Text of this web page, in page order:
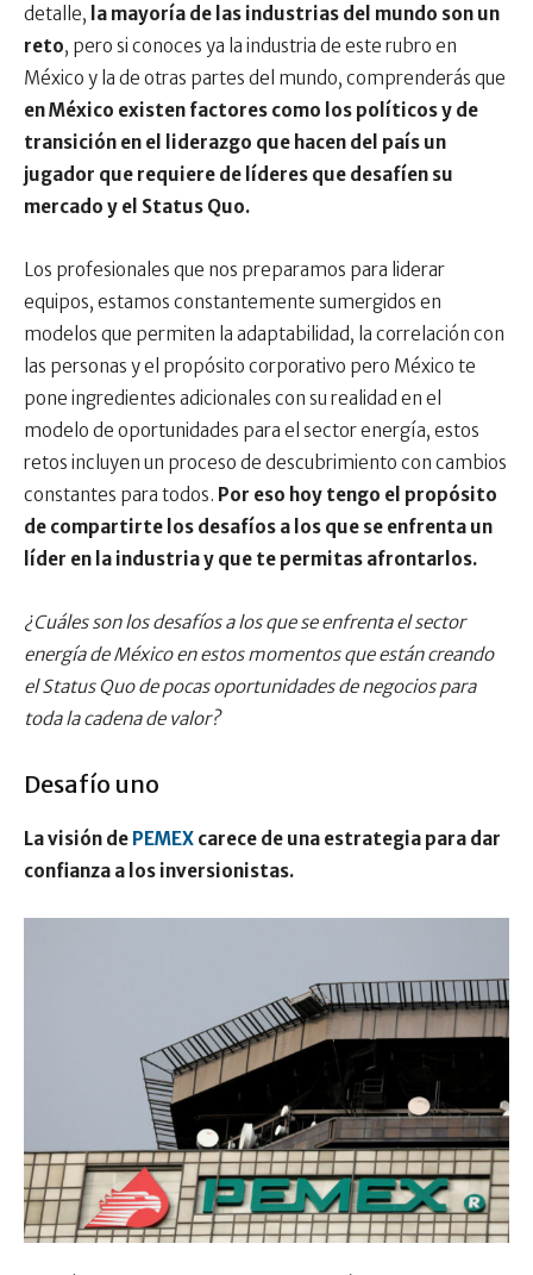
detalle, la mayoría de las industrias del mundo son un
reto, pero si conoces ya la industria de este rubro en
México y la de otras partes del mundo, comprenderás que
en México existen factores como los políticos y de
transición en el liderazgo que hacen del país un
jugador que requiere de líderes que desafíen su
mercado y el Status Quo.
Los profesionales que nos preparamos para liderar
equipos, estamos constantemente sumergidos en
modelos que permiten la adaptabilidad, la correlación con
las personas y el propósito corporativo pero México te
pone ingredientes adicionales con su realidad en el
modelo de oportunidades para el sector energía, estos
retos incluyen un proceso de descubrimiento con cambios
constantes para todos. Por eso hoy tengo el propósito
de compartirte los desafíos a los que se enfrenta un
líder en la industria y que te permitas afrontarlos.
¿Cuáles son los desafíos a los que se enfrenta el sector
energía de México en estos momentos que están creando
el Status Quo de pocas oportunidades de negocios para
toda la cadena de valor?
Desafío uno
La visión de PEMEX carece de una estrategia para dar
confianza a los inversionistas.